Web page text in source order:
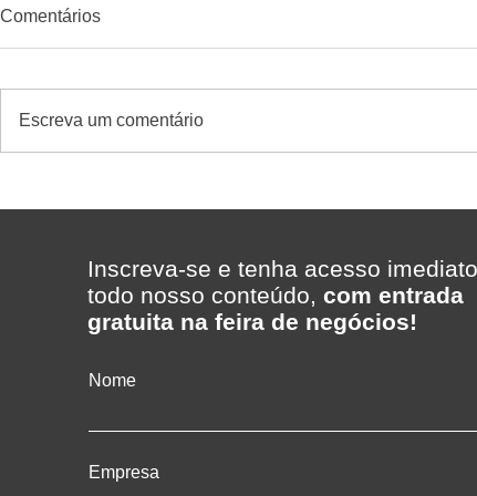
como escolher um excelente
caso Supermercado Madi
com a Telecon Software &
Gestão
gerar
Comentários
Escreva um comentário
Inscreva-se e tenha acesso
todo nosso conteúdo, com entrada
gratuita na feira de negócios!
Nome
Empresa